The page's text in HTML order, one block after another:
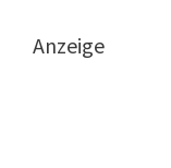
Anzeige